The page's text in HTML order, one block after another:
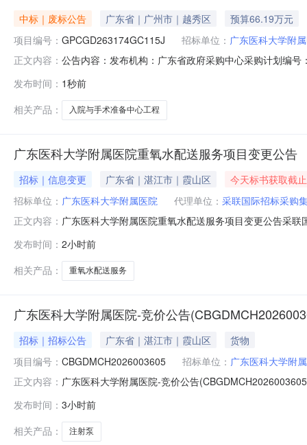
中标｜废标公告 广东省｜广州市｜越秀区
预算66.19万元
项目编号： GPCGD263174GC115J 招标单位： 广东医科大学附
正文内容： 公告内容：发布机构：广东省政府采购中心采购计划编
准备中心工程):废标理由：对采购文件作实质响应的供
发布时间： 1秒前
相关产品：
入院与手术准备中心工程
广东医科大学附属医院重氧水配送服务项目变更公告
招标｜信息变更 广东省｜湛江市｜霞山区
今天标书获取截止
招标单位： 广东医科大学附属医院 代理单位： 采联国际招标采购
正文内容： 广东医科大学附属医院重氧水配送服务项目变更公告采
请》中三、获取招标文件时间：“2026年7月25日至2026
发布时间： 2小时前
相关产品：
重氧水配送服务
广东医科大学附属医院-竞价公告
招标｜招标公告 广东省｜湛江市｜霞山区
货物
项目编号： CBGDMCH2026003605 招标单位： 广东医科大学附
正文内容： 广东医科大学附属医院-竞价公告
址：广东省/湛江市/霞山区/****发票类型：增值税普通发
发布时间： 3小时前
相关产品：
注射泵